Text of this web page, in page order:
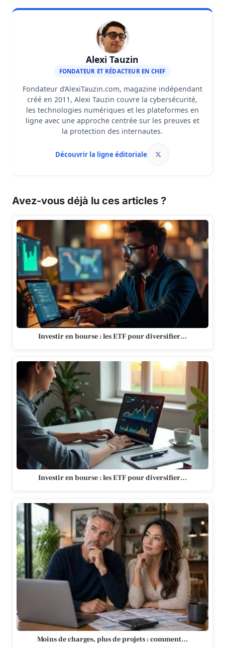
Alexi Tauzin
FONDATEUR ET RÉDACTEUR EN CHEF
Fondateur d’AlexiTauzin.com, magazine indépendant
créé en 2011, Alexi Tauzin couvre la cybersécurité,
les technologies numériques et les plateformes en
ligne avec une approche centrée sur les preuves et
la protection des internautes.
Découvrir la ligne éditoriale
Avez-vous déjà lu ces articles ?
Investir en bourse : les ETF pour diversifier…
Investir en bourse : les ETF pour diversifier…
Moins de charges, plus de projets : comment…